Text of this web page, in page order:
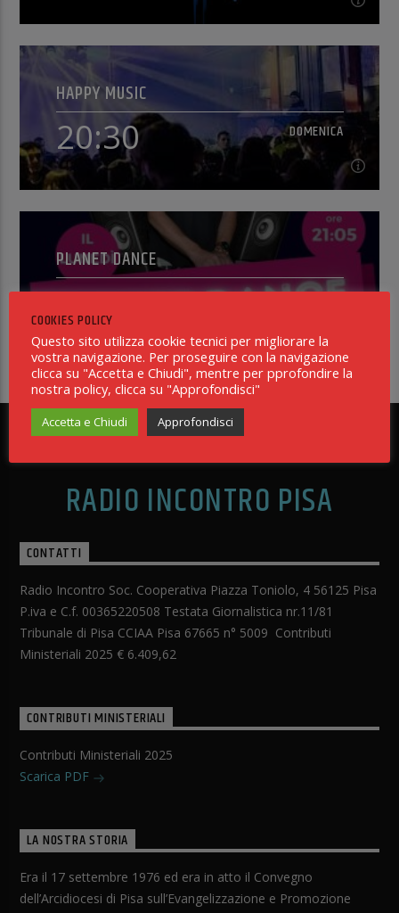
19:30 DOMENICA
OnAir, il nuovo format radiofonico condotto da
Daniele Dal Muto. Un palcoscenico radiofonico che
seleziona le migliori novità discografiche emergenti
[...]
Continua a leggere
HAPPY MUSIC
20:30 DOMENICA
20:30 DOMENICA
Claudio Pierini conduce Happy Music, programma di
intrattenimento di musica pop/dance/rock attuale
[...]
PLANET DANCE
23:15 DOMENICA
23:15 DOMENICA
Planet Dance, appuntamento con la musica Italo
cena tutto da ballare e ascoltare. In onda ogni
Continua a leggere
RADIO INCONTRO PISA
CONTATTI
Radio Incontro Soc. Cooperativa Piazza Toniolo, 4 56125 Pisa
P.iva e C.f. 00365220508 Testata Giornalistica nr.11/81
Tribunale di Pisa CCIAA Pisa 67665 n° 5009 Contributi
Ministeriali 2025 € 6.409,62
CONTRIBUTI MINISTERIALI
Contributi Ministeriali 2025
Scarica PDF
LA NOSTRA STORIA
Era il 17 settembre 1976 ed era in atto il Convegno
dell’Arcidiocesi di Pisa sull’Evangelizzazione e Promozione
COOKIES POLICY
Questo sito utilizza cookie tecnici per migliorare la
vostra navigazione. Per proseguire con la navigazione
clicca su "Accetta e Chiudi", mentre per pprofondire la
nostra policy, clicca su "Approfondisci"
Accetta e Chiudi Approfondisci